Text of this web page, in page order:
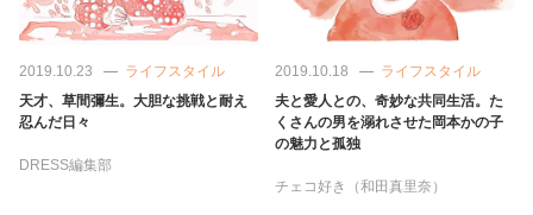
2019.10.23
ライフスタイル
天才、草間彌生。大胆な挑戦と耐え
忍んだ日々
DRESS編集部
2019.10.18
ライフスタイル
夫と愛人との、奇妙な共同生活。た
くさんの男を溺れさせた岡本かの子
の魅力と孤独
チェコ好き（和田真里奈）